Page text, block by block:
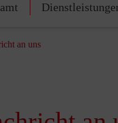
an uns